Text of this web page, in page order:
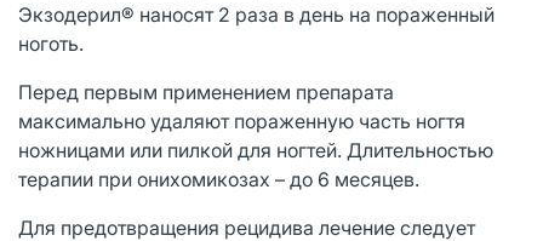
Экзодерил® наносят 2 раза в день на пораженный
ноготь.
Перед первым применением препарата
максимально удаляют пораженную часть ногтя
ножницами или пилкой для ногтей. Длительностью
терапии при онихомикозах – до 6 месяцев.
Для предотвращения рецидива лечение следует